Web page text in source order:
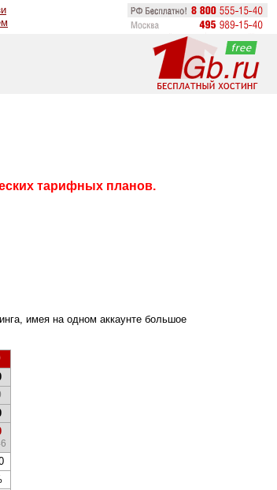
тарифных планов.
имея на одном аккаунте большое